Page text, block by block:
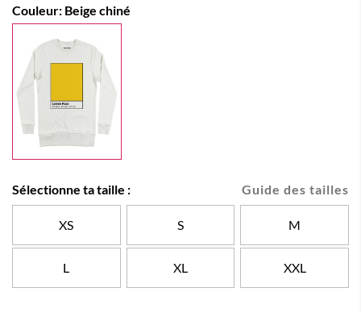
Couleur: Beige chiné
Guide des tailles
Sélectionne ta taille :
XS S M
L XL XXL